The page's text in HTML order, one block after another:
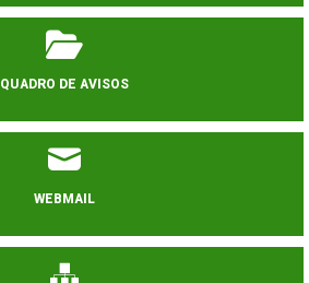
QUADRO DE AVISOS
WEBMAIL